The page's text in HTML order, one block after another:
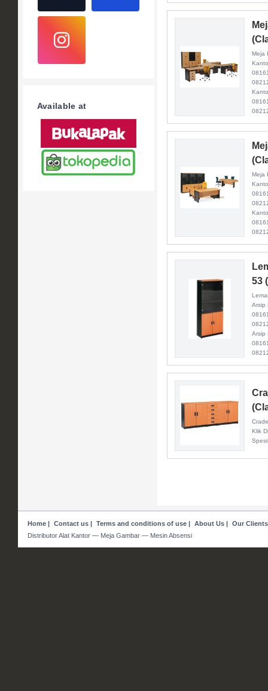
Available at
Meja
Meja
53
Arsip
Arsip
Klik
Home| Contact us| Terms and conditions of use| About Us| Our Clients
Distributor Alat Kantor — Meja Gambar — Mesin Absensi